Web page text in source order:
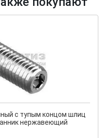
с тупым концом шлиц
нержавеющий